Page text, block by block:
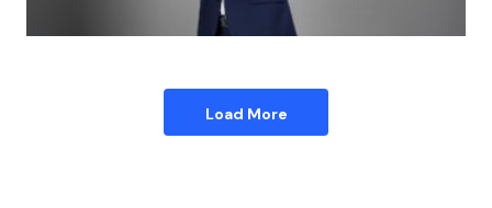
Load More